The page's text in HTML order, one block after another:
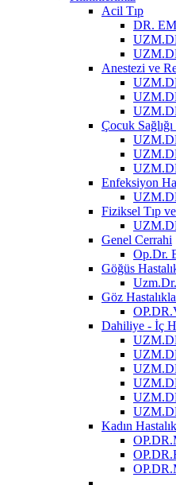
Acil Tıp
DR.
Anestezi ve
Çocuk
Enfeksiyon
Fiziksel Tıp
Genel Cerrahi
Op.Dr.
Göğüs
Göz
Dahiliye - İç
Kadın